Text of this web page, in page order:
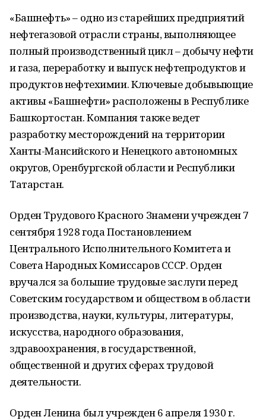
«Башнефть» – одно из старейших предприятий
нефтегазовой отрасли страны, выполняющее
полный производственный цикл – добычу нефти
и газа, переработку и выпуск нефтепродуктов и
продуктов нефтехимии. Ключевые добывыющие
активы «Башнефти» расположены в Республике
Башкортостан. Компания также ведет
разработку месторождений на территории
Ханты-Мансийского и Ненецкого автономных
округов, Оренбургской области и Республики
Татарстан.
Орден Трудового Красного Знамени учрежден 7
сентября 1928 года Постановлением
Центрального Исполнительного Комитета и
Совета Народных Комиссаров СССР. Орден
вручался за большие трудовые заслуги перед
Советским государством и обществом в области
производства, науки, культуры, литературы,
искусства, народного образования,
здравоохранения, в государственной,
общественной и других сферах трудовой
деятельности.
Орден Ленина был учрежден 6 апреля 1930 г.